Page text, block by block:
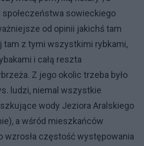
sowieckiego
od opinii jakichś tam
tam z tymi wszystkimi rybkami,
i całą reszta
Z jego okolic trzeba było
ludzi, niemal wszystkie
wody Jeziora Aralskiego
a wśród mieszkańców
wzrosła częstość występowania